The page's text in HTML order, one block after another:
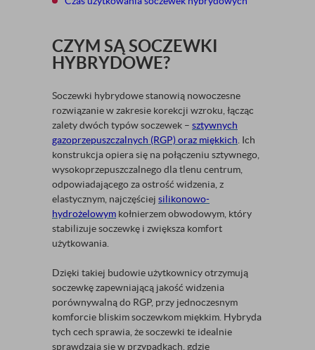
CZYM SĄ SOCZEWKI
HYBRYDOWE?
Soczewki hybrydowe stanowią nowoczesne
rozwiązanie w zakresie korekcji wzroku, łącząc
zalety dwóch typów soczewek – sztywnych
gazoprzepuszczalnych (RGP) oraz miękkich . Ich
konstrukcja opiera się na połączeniu sztywnego,
wysokoprzepuszczalnego dla tlenu centrum,
odpowiadającego za ostrość widzenia, z
elastycznym, najczęściej silikonowo-
hydrożelowym kołnierzem obwodowym, który
stabilizuje soczewkę i zwiększa komfort
użytkowania.
Dzięki takiej budowie użytkownicy otrzymują
soczewkę zapewniającą jakość widzenia
porównywalną do RGP, przy jednoczesnym
komforcie bliskim soczewkom miękkim. Hybryda
tych cech sprawia, że soczewki te idealnie
sprawdzają się w przypadkach, gdzie